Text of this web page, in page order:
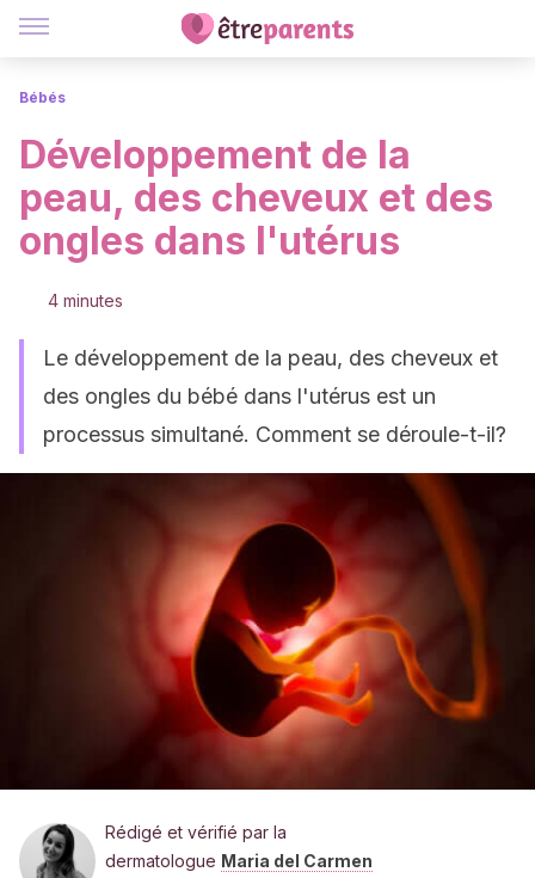
Bébés
Développement de la
peau, des cheveux et des
ongles dans l'utérus
4 minutes
Le développement de la peau, des cheveux et
des ongles du bébé dans l'utérus est un
processus simultané. Comment se déroule-t-il?
Rédigé et vérifié par la
dermatologue Maria del Carmen